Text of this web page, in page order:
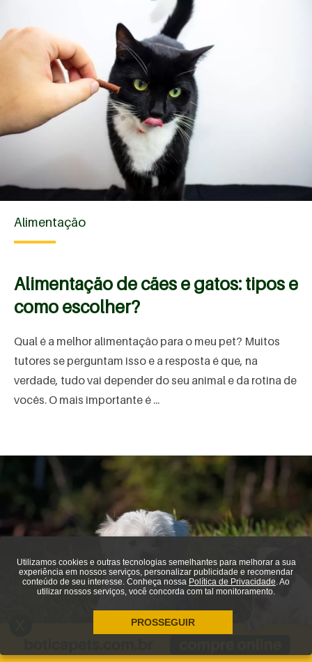
Alimentação
Alimentação de cães e gatos: tipos e
como escolher?
Qual é a melhor alimentação para o meu pet? Muitos
tutores se perguntam isso e a resposta é que, na
verdade, tudo vai depender do seu animal e da rotina de
vocês. O mais importante é ...
Utilizamos cookies e outras tecnologias semelhantes para melhorar a sua
experiência em nossos serviços, personalizar publicidade e recomendar
conteúdo de seu interesse. Conheça nossa Política de Privacidade. Ao
utilizar nossos serviços, você concorda com tal monitoramento.
PROSSEGUIR